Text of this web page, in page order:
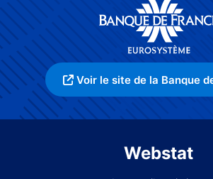
Voir le site de la Banque
Webstat